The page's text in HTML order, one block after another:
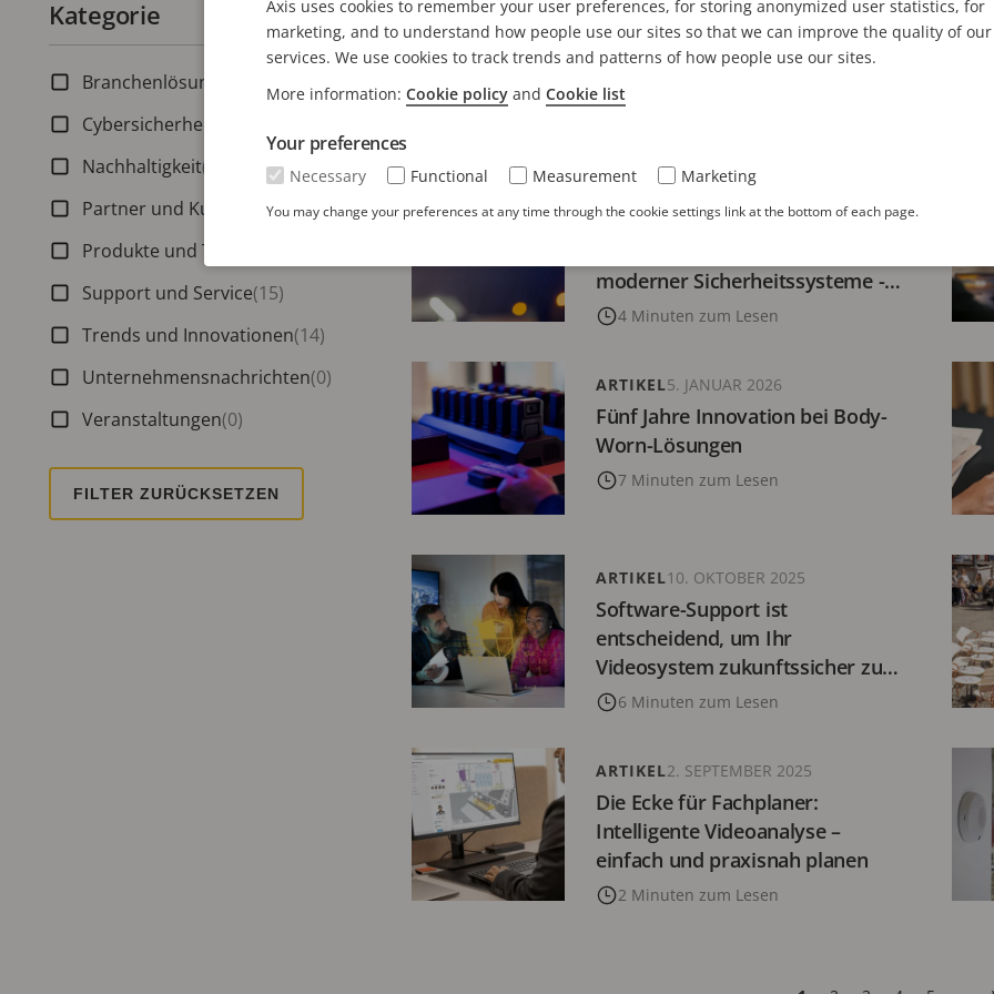
Kategorie
Anzahl aktiver Filter:
Branchenlösungen
Cybersicherheit
Nachhaltigkeit(10)
Partner und Kunden
(5)
Produkte und Technologien
Support und Service(15)
Trends und Innovationen(14)
Unternehmensnachrichten(0)
Veranstaltungen(0)
über Ländergrenzen hinweg
Die Ecke für Fachplaner: Audit
moderner Sicherheitssysteme -
Impulse aus aktuellen
4 Minuten zum Lesen
ARTIKEL2. MÄRZ 2026
Fünf Jahre Innovation bei Body-
Worn-Lösungen
7 Minuten zum Lesen
ARTIKEL5. JANUAR 2026
Software-Support ist
entscheidend, um Ihr
Videosystem zukunftssicher zu
machen
6 Minuten zum Lesen
ARTIKEL10. OKTOBER 2025
Die Ecke für Fachplaner:
Intelligente Videoanalyse –
einfach und praxisnah planen
2 Minuten zum Lesen
ARTIKEL2. SEPTEMBER 2025
Axis uses cookies to remember your user preferences, for storing anonymized user statistics, for
marketing, and to understand how people use our sites so that we can improve the quality of our
services. We use cookies to track trends and patterns of how people use our sites.
More information: Cookie policy and Cookie list
Your preferences
Necessary Functional Measurement Marketing
You may change your preferences at any time through the cookie settings link at the bottom of each page.